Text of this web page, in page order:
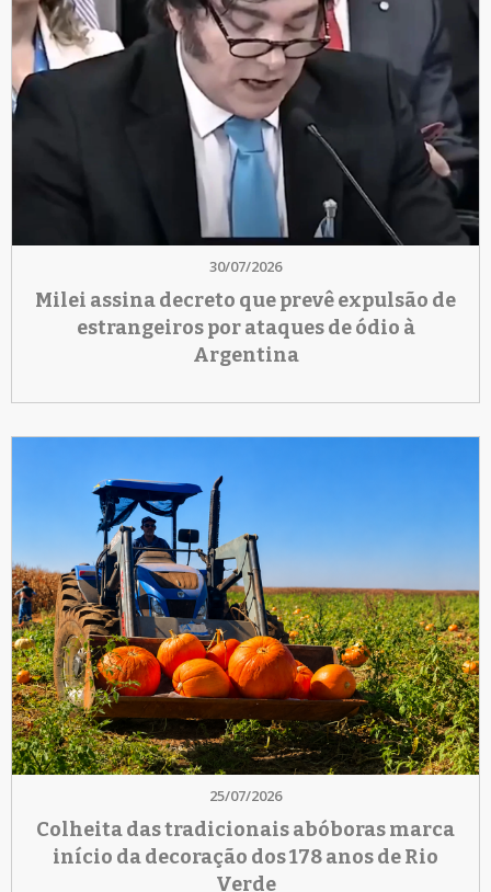
30/07/2026
Milei assina decreto que prevê expulsão de
estrangeiros por ataques de ódio à
Argentina
25/07/2026
Colheita das tradicionais abóboras marca
início da decoração dos 178 anos de Rio
Verde